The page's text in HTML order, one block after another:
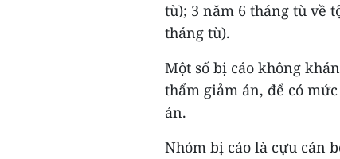
tù); 3 năm 6 tháng tù về
tháng tù).
Một số bị cáo không
thẩm giảm án, để có
án.
Nhóm bị cáo là cựu cán